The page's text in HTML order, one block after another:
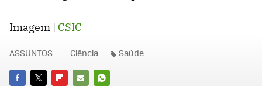
Imagem | CSIC
ASSUNTOS Ciência Saúde